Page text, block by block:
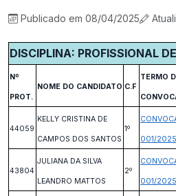
Publicado em 08/04/2025
DISCIPLINA: PROFISSIONAL
Nº
PROT.
NOME DO CANDIDATO C.F
TERMO
44059
KELLY CRISTINA DE
CAMPOS DOS SANTOS
1º
001/2025
43804
JULIANA DA SILVA
LEANDRO MATTOS
2º
001/2025